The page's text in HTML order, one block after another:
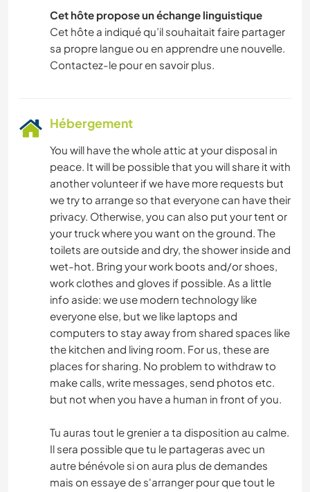
Cet hôte propose un échange linguistique
Cet hôte a indiqué qu’il souhaitait faire partager
sa propre langue ou en apprendre une nouvelle.
Contactez-le pour en savoir plus.
Hébergement
You will have the whole attic at your disposal in
peace. It will be possible that you will share it with
another volunteer if we have more requests but
we try to arrange so that everyone can have their
privacy. Otherwise, you can also put your tent or
your truck where you want on the ground. The
toilets are outside and dry, the shower inside and
wet-hot. Bring your work boots and/or shoes,
work clothes and gloves if possible. As a little
info aside: we use modern technology like
everyone else, but we like laptops and
computers to stay away from shared spaces like
the kitchen and living room. For us, these are
places for sharing. No problem to withdraw to
make calls, write messages, send photos etc.
but not when you have a human in front of you.
Tu auras tout le grenier a ta disposition au calme.
Il sera possible que tu le partageras avec un
autre bénévole si on aura plus de demandes
mais on essaye de s'arranger pour que tout le